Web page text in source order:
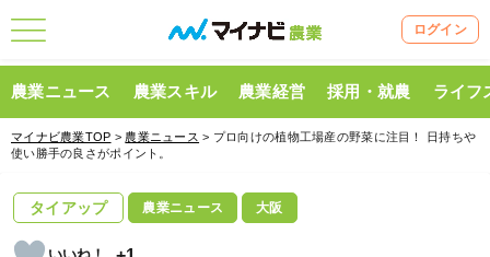
ログイン
農業ニュース 農業スキル 農業経営 採用・就農 ライフ
マイナビ農業TOP > 農業ニュース > プロ向けの植物工場産の野菜に注目！ 日持ちや
使い勝手の良さがポイント。
タイアップ 農業ニュース 大阪